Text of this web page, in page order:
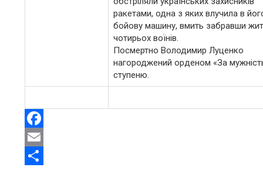
ракетами, одна з яких влучила в
бойову машину, вмить забравши
чотирьох воїнів.
Посмертно Володимир Луценко
нагороджений орденом «За
ступеню.
Facebook
Email